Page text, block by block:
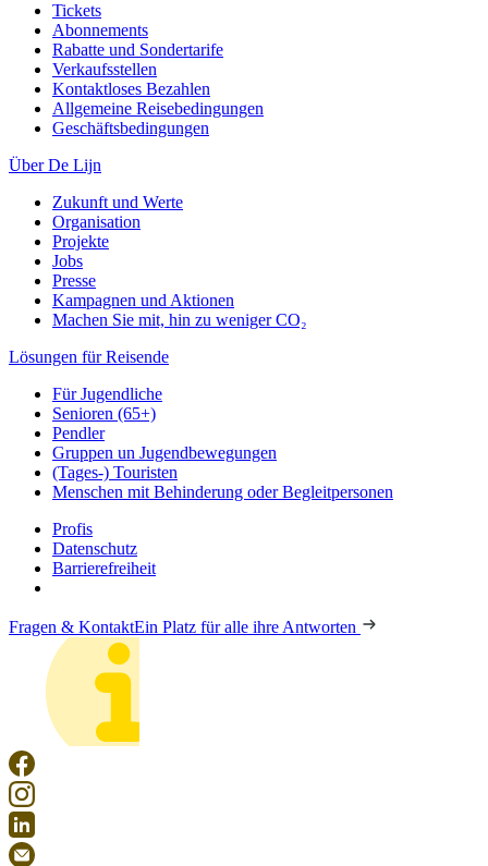
Tickets
Abonnements
Rabatte und Sondertarife
Verkaufsstellen
Kontaktloses Bezahlen
Allgemeine Reisebedingungen
Geschäftsbedingungen
Über De Lijn
Zukunft und Werte
Organisation
Projekte
Jobs
Presse
Kampagnen und Aktionen
Machen Sie mit, hin zu weniger CO₂
Lösungen für Reisende
Für Jugendliche
Senioren (65+)
Pendler
Gruppen un Jugendbewegungen
(Tages-) Touristen
Menschen mit Behinderung oder Begleitpersonen
Profis
Datenschutz
Barrierefreiheit
Fragen & KontaktEin Platz für alle ihre Antworten